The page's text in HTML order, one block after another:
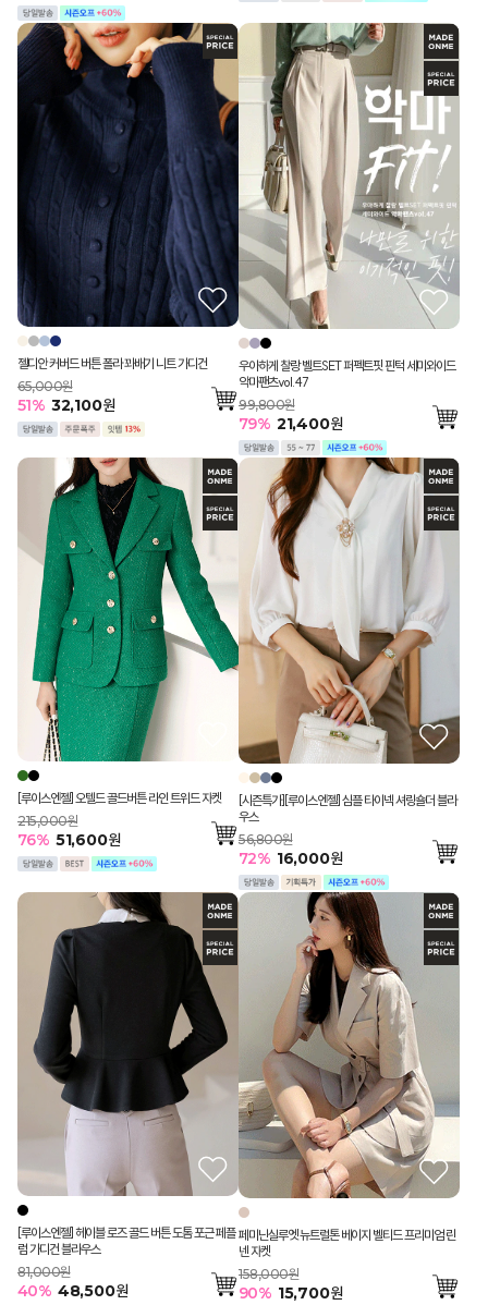
젤디안 커버드 버튼 폴라 꽈배기 니트 가디건
65,000원
51% 32,100원
우아하게 찰랑 벨트SET 퍼펙트핏 핀턱 세미와이드
악마팬츠vol.47
99,800원
79% 21,400원
[루이스엔젤] 오텔드 골드버튼 라인 트위드 자켓
215,000원
76% 51,600원
[시즌특가][루이스엔젤] 심플 타이넥 셔링숄더 블라
우스
56,800원
72% 16,000원
[루이스엔젤] 헤이블 로즈 골드 버튼 도톰 포근 페플
럼 가디건 블라우스
81,000원
40% 48,500원
페미닌실루엣 뉴트럴톤 베이지 벨티드 프리미엄 린
넨 자켓
158,000원
90% 15,700원